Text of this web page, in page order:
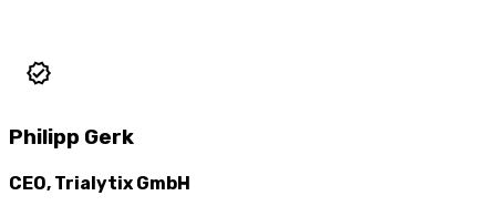
Philipp Gerk
CEO, Trialytix GmbH